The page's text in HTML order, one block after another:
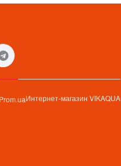
Интернет-магазин VIKAQUA